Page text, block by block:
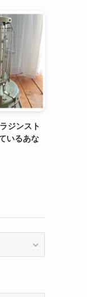
ジンスト
いるあな